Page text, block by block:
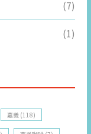
(7)
(1)
嘉義 (118)